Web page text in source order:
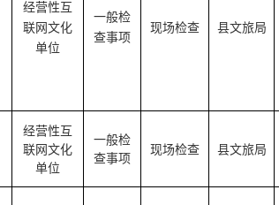
经营性互
联网文化
单位
一般检
查事项
现场检查 县文旅局
经营性互
联网文化
单位
一般检
查事项
现场检查 县文旅局